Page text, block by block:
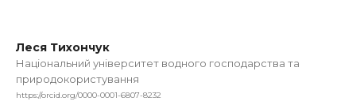
Леся Тихончук
Національний університет водного господарства та
природокористування
https://orcid.org/0000-0001-6807-8232